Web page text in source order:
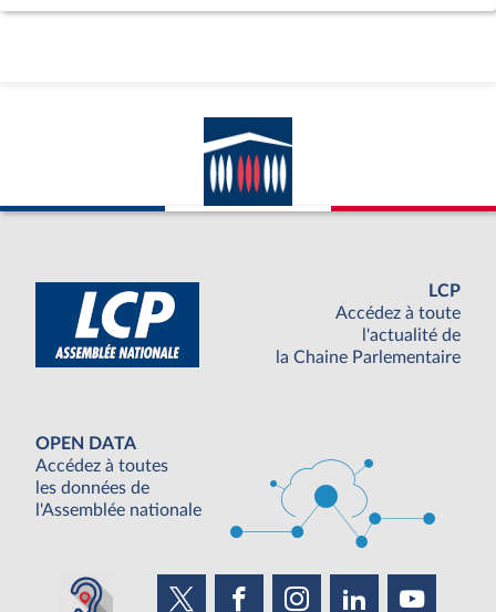
LCP
Accédez à toute
l'actualité de
la Chaine Parlementaire
OPEN DATA
Accédez à toutes
les données de
l'Assemblée nationale